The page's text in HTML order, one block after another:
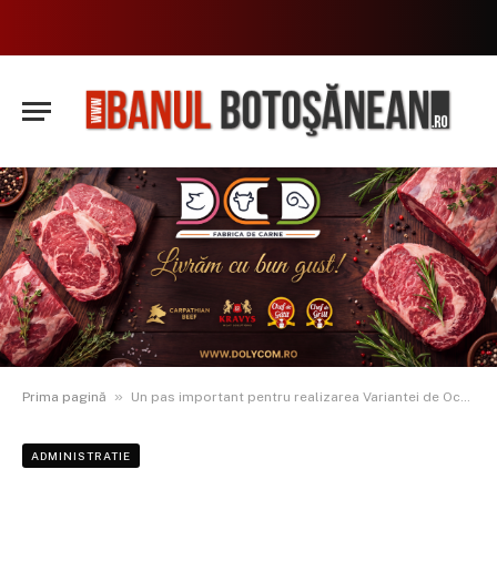
Prima pagină » Un pas important pentru realizarea Variantei de Ocolire a Municipiului Dorohoi
ADMINISTRATIE